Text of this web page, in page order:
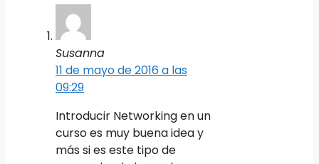
Susanna
11 de mayo de 2016 a las
09:29
Introducir Networking en un
curso es muy buena idea y
más si es este tipo de